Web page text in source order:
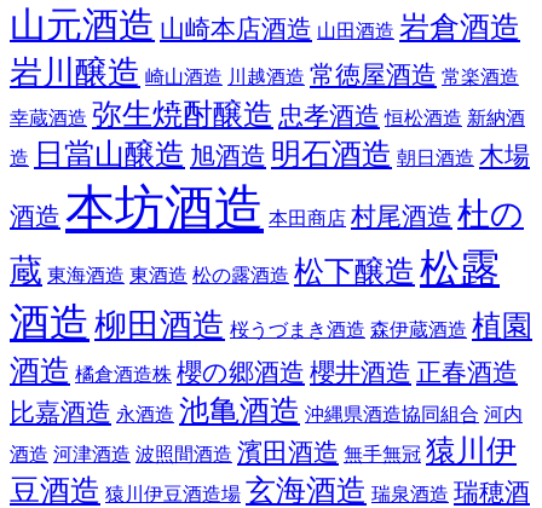
山元酒造 山崎本店酒造 山田酒造 岩倉酒造
岩川醸造 崎山酒造 川越酒造 常徳屋酒造 常楽酒造
幸蔵酒造 弥生焼酎醸造 忠孝酒造 恒松酒造 新納酒
造 日當山醸造 旭酒造 明石酒造 朝日酒造 木場
酒造 本坊酒造 本田商店 村尾酒造 杜の
蔵 東海酒造 東酒造 松の露酒造 松下醸造 松露
酒造 柳田酒造 桜うづまき酒造 森伊蔵酒造 植園
酒造 橘倉酒造株 櫻の郷酒造 櫻井酒造 正春酒造
比嘉酒造 永酒造 池亀酒造 沖縄県酒造協同組合 河内
酒造 河津酒造 波照間酒造 濱田酒造 無手無冠 猿川伊
豆酒造 猿川伊豆酒造場 玄海酒造 瑞泉酒造 瑞穂酒